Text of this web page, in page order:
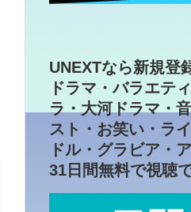
UNEXTなら新規登
ドラマ・バラエテ
ラ・大河ドラマ・
スト・お笑い・ラ
ドル・グラビア・
31日間無料で視聴